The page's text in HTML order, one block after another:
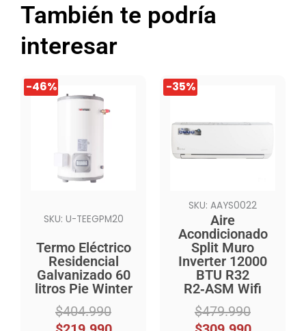
También te podría
interesar
-46%
-46%
SKU: U-TEEGPM20
Termo Eléctrico
Residencial
Galvanizado 60
litros Pie Winter
$404.990
El
precio
$404.990.
El
precio
$219.990.
-35%
SKU: AAYS0022
Aire
Acondicionado
Split Muro
Inverter 12000
BTU R32
R2‑ASM Wifi
$479.990
El
precio
original
era:
$479.990.
El
precio
actual
es:
$309.990.